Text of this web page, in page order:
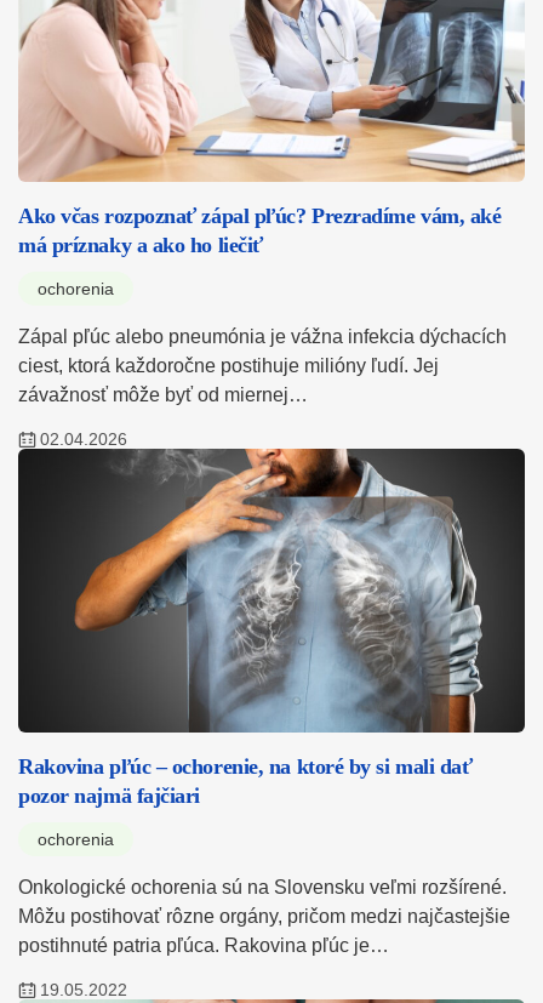
Ako včas rozpoznať zápal pľúc? Prezradíme vám, aké
má príznaky a ako ho liečiť
ochorenia
Zápal pľúc alebo pneumónia je vážna infekcia dýchacích
ciest, ktorá každoročne postihuje milióny ľudí. Jej
závažnosť môže byť od miernej…
02.04.2026
Rakovina pľúc – ochorenie, na ktoré by si mali dať
pozor najmä fajčiari
ochorenia
Onkologické ochorenia sú na Slovensku veľmi rozšírené.
Môžu postihovať rôzne orgány, pričom medzi najčastejšie
postihnuté patria pľúca. Rakovina pľúc je…
19.05.2022